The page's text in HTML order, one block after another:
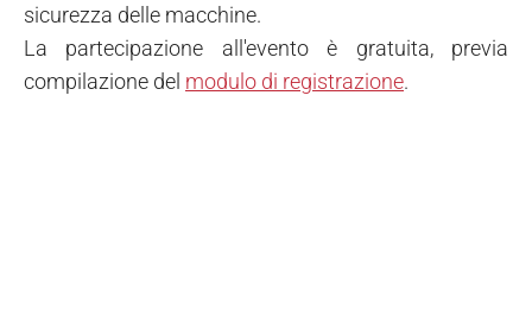
sicurezza delle macchine.
La partecipazione all'evento è gratuita, previa
compilazione del modulo di registrazione.